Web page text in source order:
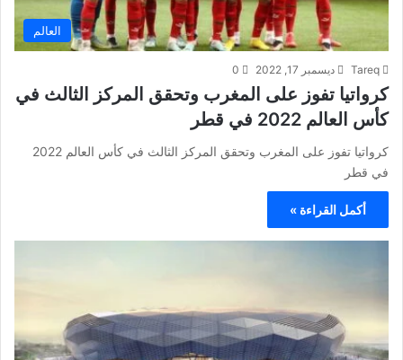
العالم
Tareq ديسمبر 17, 2022 0
كرواتيا تفوز على المغرب وتحقق المركز الثالث في
كأس العالم 2022 في قطر
كرواتيا تفوز على المغرب وتحقق المركز الثالث في كأس العالم 2022
في قطر
أكمل القراءة »